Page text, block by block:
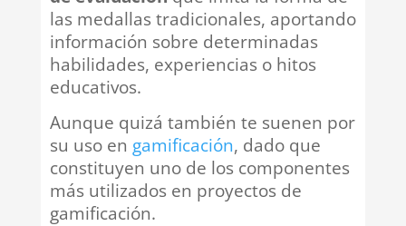
las medallas tradicionales, aportando
información sobre determinadas
habilidades, experiencias o hitos
educativos.
Aunque quizá también te suenen por
su uso en gamificación, dado que
constituyen uno de los componentes
más utilizados en proyectos de
gamificación.